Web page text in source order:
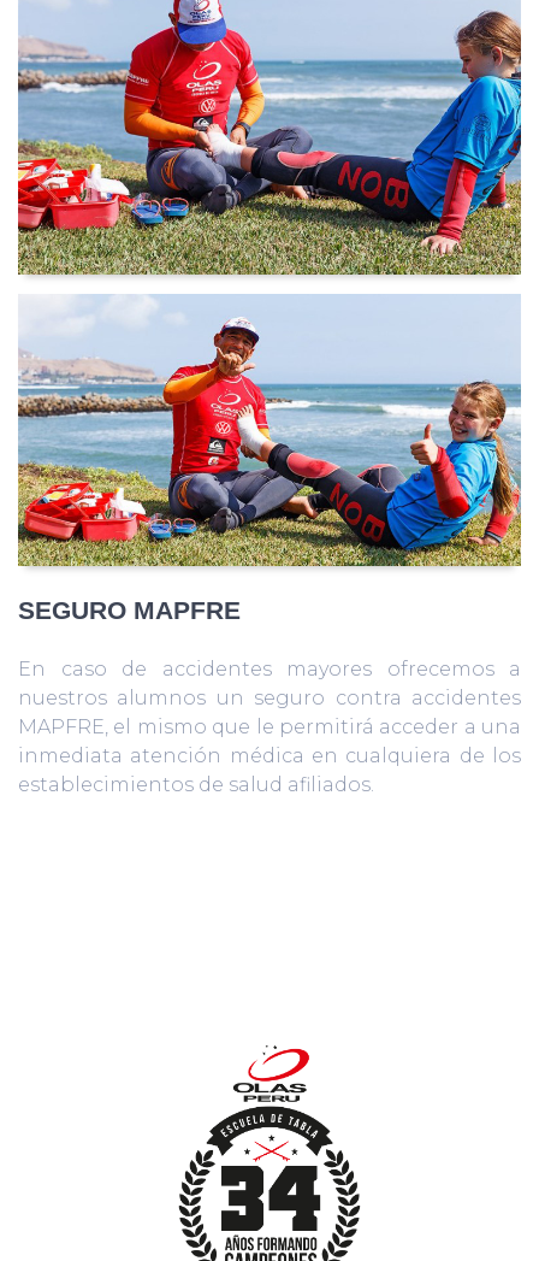
SEGURO MAPFRE
En caso de accidentes mayores ofrecemos a
nuestros alumnos un seguro contra accidentes
MAPFRE, el mismo que le permitirá acceder a una
inmediata atención médica en cualquiera de los
establecimientos de salud afiliados.